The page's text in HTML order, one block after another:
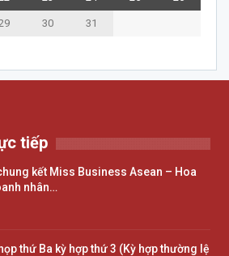
30
31
tiếp
kết Miss Business Asean – Hoa
nhân…
thứ Ba kỳ hợp thứ 3 (Kỳ hợp thường lệ